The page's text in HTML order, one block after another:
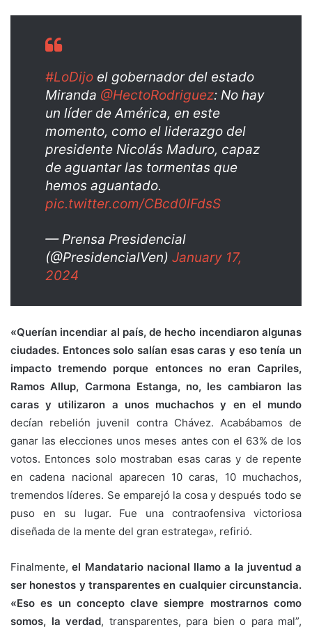
#LoDijo el gobernador del estado
Miranda @HectoRodriguez: No hay
un líder de América, en este
momento, como el liderazgo del
presidente Nicolás Maduro, capaz
de aguantar las tormentas que
hemos aguantado.
pic.twitter.com/CBcd0IFdsS
— Prensa Presidencial
(@PresidencialVen) January 17,
2024
«Querían incendiar al país, de hecho incendiaron algunas
ciudades. Entonces solo salían esas caras y eso tenía un
impacto tremendo porque entonces no eran Capriles,
Ramos Allup, Carmona Estanga, no, les cambiaron las
caras y utilizaron a unos muchachos y en el mundo
decían rebelión juvenil contra Chávez. Acabábamos de
ganar las elecciones unos meses antes con el 63% de los
votos. Entonces solo mostraban esas caras y de repente
en cadena nacional aparecen 10 caras, 10 muchachos,
tremendos líderes. Se emparejó la cosa y después todo se
puso en su lugar. Fue una contraofensiva victoriosa
diseñada de la mente del gran estratega», refirió.
Finalmente,el Mandatario nacional llamo a la juventud a
ser honestos y transparentes en cualquier circunstancia.
«Eso es un concepto clave siempre mostrarnos como
somos, la verdad, transparentes, para bien o para mal”,